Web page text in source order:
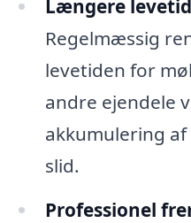
Længere
Regelmæssig
levetiden for
andre ejendele
akkumulering
slid.
Professionel